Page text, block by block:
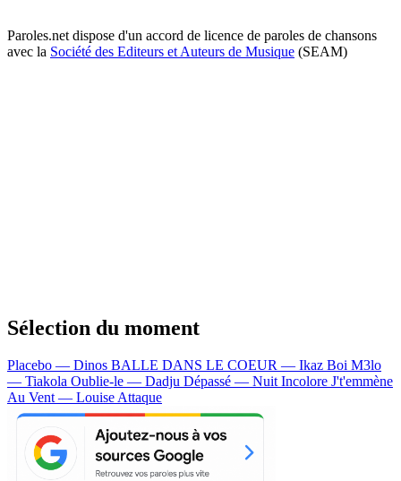
Paroles.net dispose d'un accord de licence de paroles de chansons
avec la Société des Editeurs et Auteurs de Musique (SEAM)
Sélection du moment
Placebo — Dinos BALLE DANS LE COEUR — Ikaz Boi M3lo
— Tiakola Oublie-le — Dadju Dépassé — Nuit Incolore J't'emmène
Au Vent — Louise Attaque